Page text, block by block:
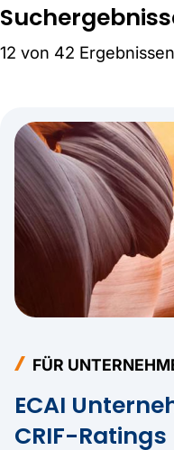
12 von 42 Ergebnissen
FÜR
ECAI
CRIF-Ratings